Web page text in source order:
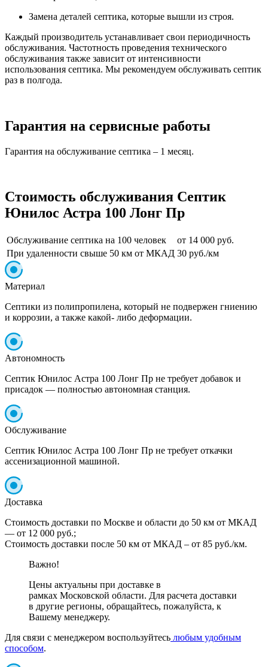
Замена деталей септика, которые вышли из строя.
Каждый производитель устанавливает свои периодичность
обслуживания. Частотность проведения технического
обслуживания также зависит от интенсивности
использования септика. Мы рекомендуем обслуживать септик
раз в полгода.
Гарантия на сервисные работы
Гарантия на обслуживание септика – 1 месяц.
Стоимость обслуживания Септик
Юнилос Астра 100 Лонг Пр
Обслуживание септика на 100 человек
от 14 000 руб.
При удаленности свыше 50 км от МКАД 30 руб./км
Материал
Септики из полипропилена, который не подвержен гниению
и коррозии, а также какой- либо деформации.
Автономность
Септик Юнилос Астра 100 Лонг Пр не требует добавок и
присадок — полностью автономная станция.
Обслуживание
Септик Юнилос Астра 100 Лонг Пр не требует откачки
ассенизационной машиной.
Доставка
Стоимость доставки по Москве и области до 50 км от МКАД
— от 12 000 руб.;
Стоимость доставки после 50 км от МКАД – от 85 руб./км.
Важно!
Цены актуальны при доставке в
рамках Московской области. Для расчета доставки
в другие регионы, обращайтесь, пожалуйста, к
Вашему менеджеру.
Для связи с менеджером воспользуйтесь любым удобным
способом.